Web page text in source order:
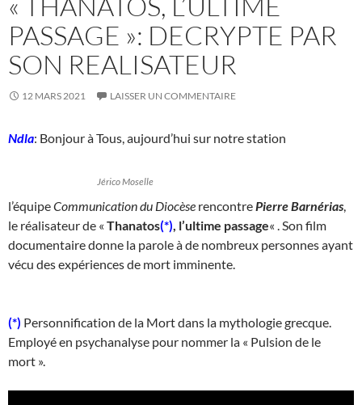
PASSAGE »: DECRYPTE PAR
SON REALISATEUR
12 MARS 2021 LAISSER UN COMMENTAIRE
Ndla: Bonjour à Tous, aujourd’hui sur notre station
Jérico Moselle
l’équipeCommunication du Diocèse rencontrePierre Barnérias,
le réalisateur de « Thanatos(*), l’ultime passage« . Son film
documentaire donne la parole à de nombreux personnes ayant
vécu des expériences de mort imminente.
(*) Personnification de la Mort dans la mythologie grecque.
Employé en psychanalyse pour nommer la « Pulsion de le
mort ».